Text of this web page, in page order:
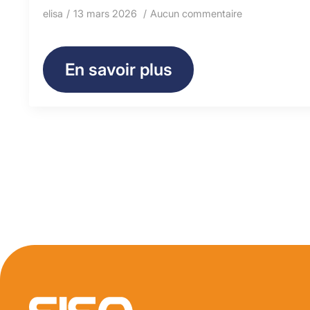
elisa 13 mars 2026 Aucun commentaire
En savoir plus